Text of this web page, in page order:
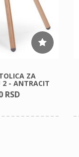
ZA
2 - ANTRACIT
RSD